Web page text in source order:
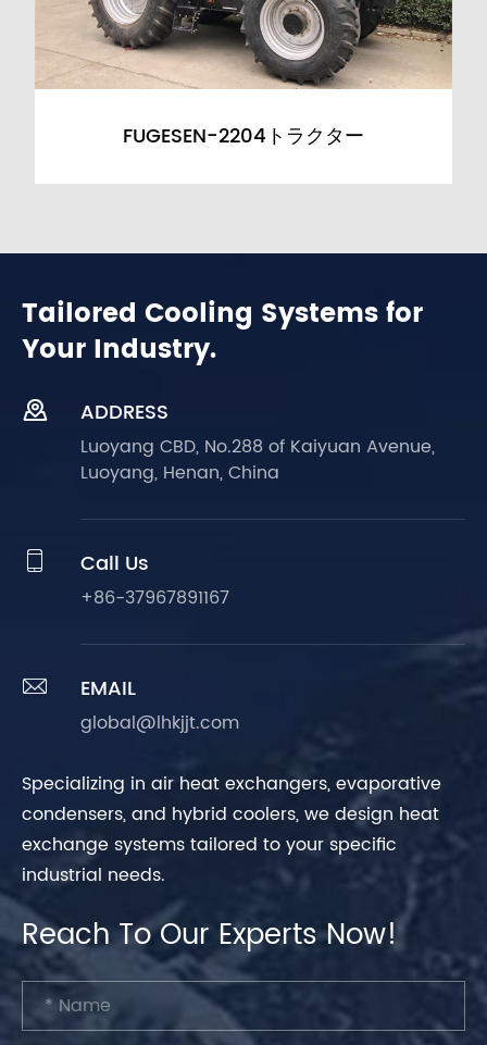
FUGESEN-2204トラクター
Tailored Cooling Systems for
Your Industry.
 ADDRESS
Luoyang CBD, No.288 of Kaiyuan Avenue,
Luoyang, Henan, China
 Call Us
+86-37967891167
 EMAIL
global@lhkjjt.com
Specializing in air heat exchangers, evaporative
condensers, and hybrid coolers, we design heat
exchange systems tailored to your specific
industrial needs.
Reach To Our Experts Now!